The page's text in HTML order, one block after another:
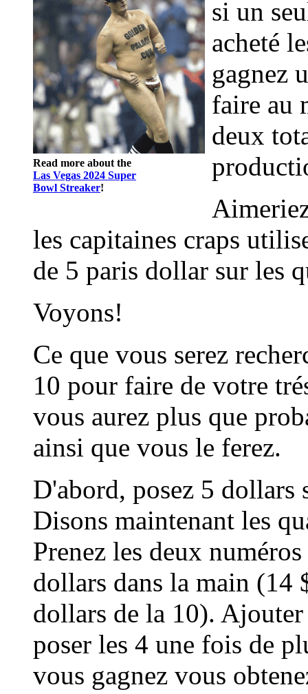
Read more about the
Las Vegas 2024 Super
Bowl Streaker!
si un
acheté
gagnez
faire au
deux
les capitaines craps
de 5 paris dollar sur les
Voyons!
Ce que vous serez
10 pour faire de votre
vous aurez plus que
ainsi que vous le ferez.
D'abord, posez 5 dollars
Disons maintenant les
Prenez les deux
dollars dans la main (14
dollars de la 10).
poser les 4 une fois de
vous gagnez vous